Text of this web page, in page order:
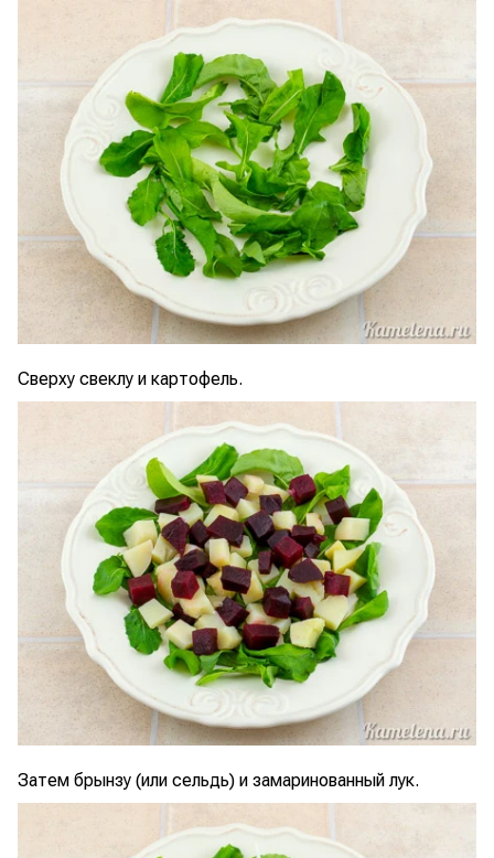
Сверху свеклу и картофель.
Затем брынзу (или сельдь) и замаринованный лук.